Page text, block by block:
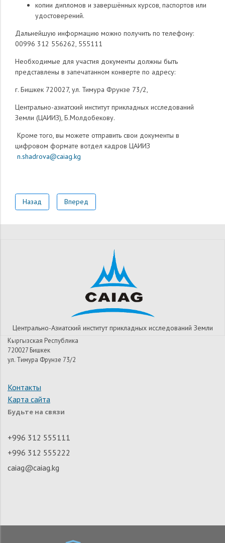
копии дипломов и завершённых курсов, паспортов или
удостоверений.
Дальнейшую информацию можно получить по телефону:
00996 312 556262, 555111
Необходимые для участия документы должны быть
представлены в запечатанном конверте по адресу:
г. Бишкек 720027, ул. Тимура Фрунзе 73/2,
Центрально-азиатский институт прикладных исследований
Земли (ЦАИИЗ), Б.Молдобекову.
Кроме того, вы можете отправить свои документы в
цифровом формате вотдел кадров ЦАИИЗ
n.shadrova@caiag.kg
Назад Вперед
Центрально-Азиатский институт прикладных исследований Земли
Кыргызская Республика
720027 Бишкек
ул. Тимура Фрунзе 73/2
Контакты
Карта сайта
Будьте на связи
+996 312 555111
+996 312 555222
caiag@caiag.kg